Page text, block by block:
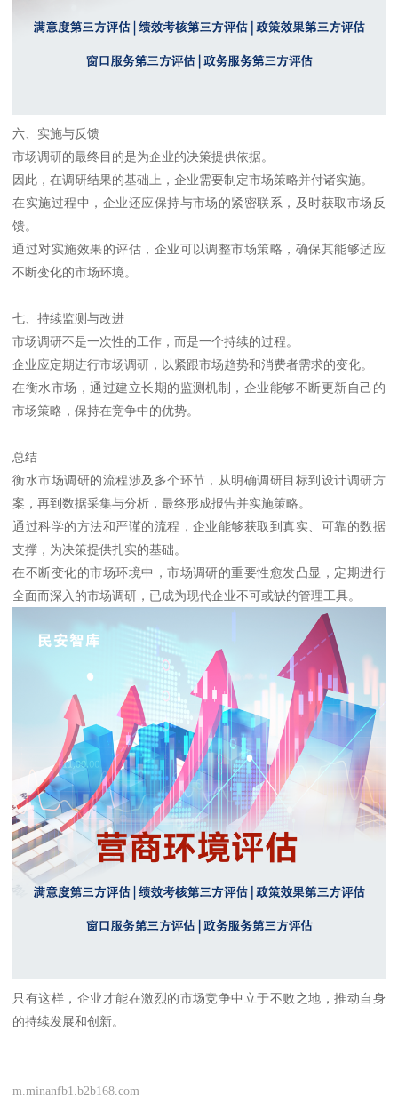
六、实施与反馈
市场调研的最终目的是为企业的决策提供依据。
因此，在调研结果的基础上，企业需要制定市场策略并付诸实施。
在实施过程中，企业还应保持与市场的紧密联系，及时获取市场反
馈。
通过对实施效果的评估，企业可以调整市场策略，确保其能够适应
不断变化的市场环境。
七、持续监测与改进
市场调研不是一次性的工作，而是一个持续的过程。
企业应定期进行市场调研，以紧跟市场趋势和消费者需求的变化。
在衡水市场，通过建立长期的监测机制，企业能够不断更新自己的
市场策略，保持在竞争中的优势。
总结
衡水市场调研的流程涉及多个环节，从明确调研目标到设计调研方
案，再到数据采集与分析，最终形成报告并实施策略。
通过科学的方法和严谨的流程，企业能够获取到真实、可靠的数据
支撑，为决策提供扎实的基础。
在不断变化的市场环境中，市场调研的重要性愈发凸显，定期进行
全面而深入的市场调研，已成为现代企业不可或缺的管理工具。
只有这样，企业才能在激烈的市场竞争中立于不败之地，推动自身
的持续发展和创新。
m.minanfb1.b2b168.com